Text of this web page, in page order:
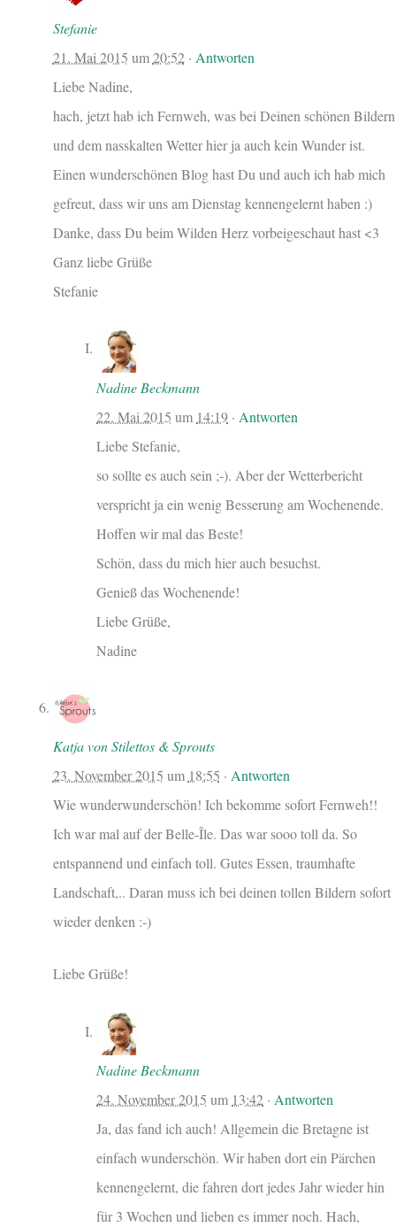
Stefanie
21. Mai 2015 um20:52· Antworten
Liebe Nadine,
hach, jetzt hab ich Fernweh, was bei Deinen schönen Bildern
und dem nasskalten Wetter hier ja auch kein Wunder ist.
Einen wunderschönen Blog hast Du und auch ich hab mich
gefreut, dass wir uns am Dienstag kennengelernt haben :)
Danke, dass Du beim Wilden Herz vorbeigeschaut hast <3
Ganz liebe Grüße
Stefanie
Nadine Beckmann
22. Mai 2015 um 14:19 · Antworten
Liebe Stefanie,
so sollte es auch sein ;-). Aber der Wetterbericht
verspricht ja ein wenig Besserung am Wochenende.
Hoffen wir mal das Beste!
Schön, dass du mich hier auch besuchst.
Genieß das Wochenende!
Liebe Grüße,
Nadine
Katja von Stilettos & Sprouts
23. November 2015 um 18:55 · Antworten
Wie wunderwunderschön! Ich bekomme sofort Fernweh!!
Ich war mal auf der Belle-Île. Das war sooo toll da. So
entspannend und einfach toll. Gutes Essen, traumhafte
Landschaft,.. Daran muss ich bei deinen tollen Bildern sofort
wieder denken :-)
Liebe Grüße!
Nadine Beckmann
24. November 2015 um 13:42 · Antworten
Ja, das fand ich auch! Allgemein die Bretagne ist
einfach wunderschön. Wir haben dort ein Pärchen
kennengelernt, die fahren dort jedes Jahr wieder hin
für 3 Wochen und lieben es immer noch. Hach,